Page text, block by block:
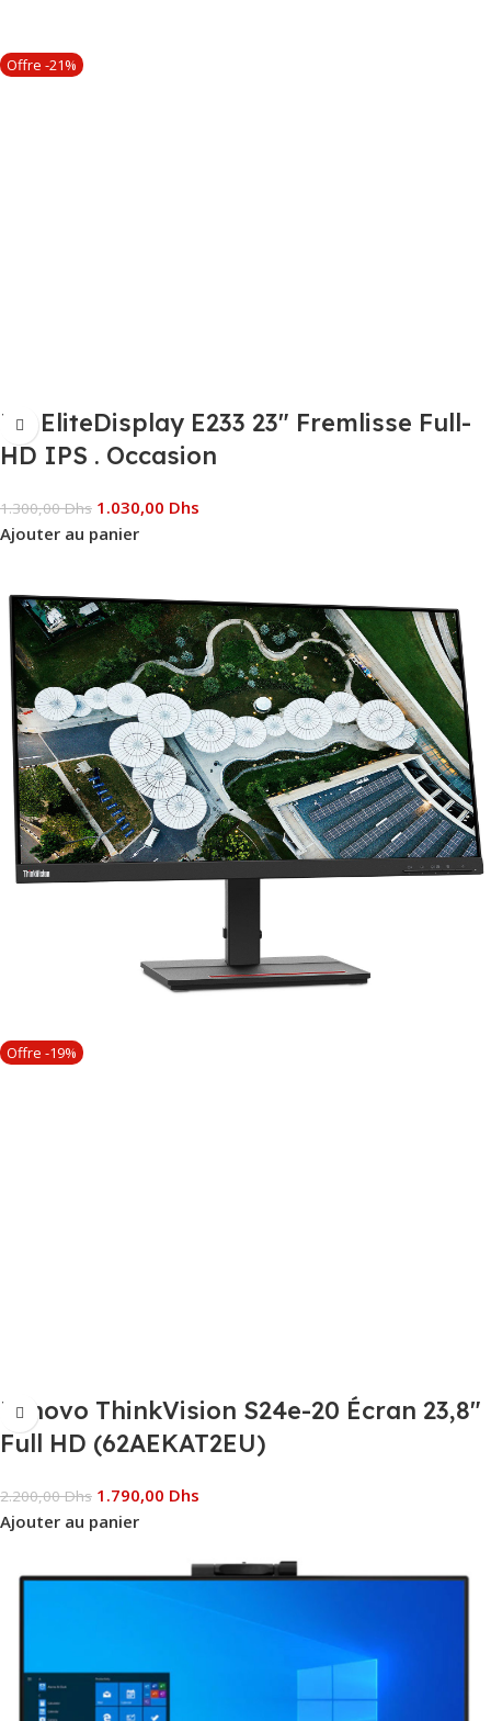
Offre -21%
HP EliteDisplay E233 23″ Fremlisse Full-
HD IPS . Occasion
1.300,00Dhs 1.030,00 Dhs
Ajouter au panier
Offre -19%
Lenovo ThinkVision S24e-20 Écran 23,8″
Full HD (62AEKAT2EU)
2.200,00Dhs 1.790,00 Dhs
Ajouter au panier